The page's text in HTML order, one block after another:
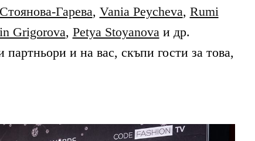
Гарева, Vania Peycheva, Rumi
Grigorova, Petya Stoyanova и др.
и на вас, скъпи гости за това,